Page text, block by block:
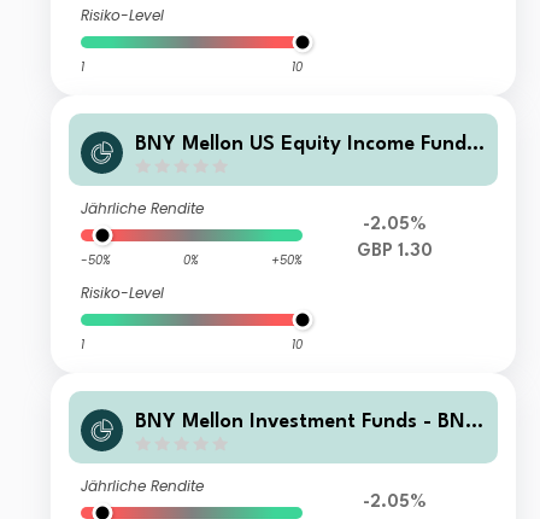
Risiko-Level
1 10
BNY Mellon US Equity Income Fund
Jährliche Rendite
-50% 0% +50%
Risiko-Level
1 10
-2.05%
GBP 1.30
BNY Mellon Investment Funds - BNY
utional Shares 5 Income
Jährliche Rendite
-2.05%